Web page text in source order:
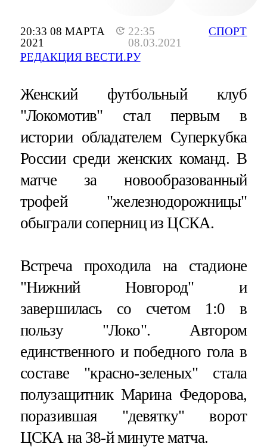
20:33 08 МАРТА
2021
22:35
08.03.2021
РЕДАКЦИЯ ВЕСТИ.РУ
СПОРТ
Женский футбольный клуб
"Локомотив" стал первым в
истории обладателем Суперкубка
России среди женских команд. В
матче за новообразованный
трофей "железнодорожницы"
обыграли соперниц из ЦСКА.
Встреча проходила на стадионе
"Нижний Новгород" и
завершилась со счетом 1:0 в
пользу "Локо". Автором
единственного и победного гола в
составе "красно-зеленых" стала
полузащитник Марина Федорова,
поразившая "девятку" ворот
ЦСКА на 38-й минуте матча.